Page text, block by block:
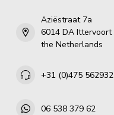
Aziëstraat 7a
6014 DA Ittervoort
the Netherlands
+31 (0)475 562932
06 538 379 62